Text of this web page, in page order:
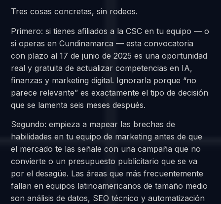
Tres cosas concretas, sin rodeos.
Primero: si tienes afiliados a la CSC en tu equipo — o
si operas en Cundinamarca — esta convocatoria
con plazo al 17 de junio de 2025 es una oportunidad
real y gratuita de actualizar competencias en IA,
finanzas y marketing digital. Ignorarla porque “no
parece relevante” es exactamente el tipo de decisión
que se lamenta seis meses después.
Segundo: empieza a mapear las brechas de
habilidades en tu equipo de marketing antes de que
el mercado te las señale con una campaña que no
convierte o un presupuesto publicitario que se va
por el desagüe. Las áreas que más frecuentemente
fallan en equipos latinoamericanos de tamaño medio
son análisis de datos, SEO técnico y automatización